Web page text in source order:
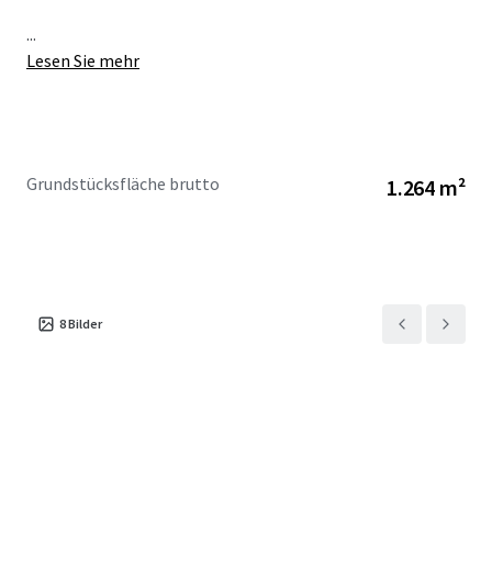
...
Lesen Sie mehr
Grundstücksfläche brutto 1.264 m²
8Bilder